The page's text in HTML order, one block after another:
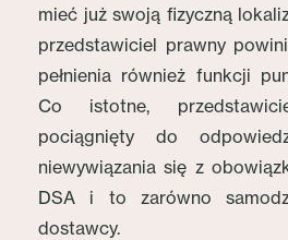
mieć już swoją fizyczną
przedstawiciel prawny
pełnienia również funkcji
Co istotne,
pociągnięty do
niewywiązania się z
DSA i to zarówno
dostawcy.